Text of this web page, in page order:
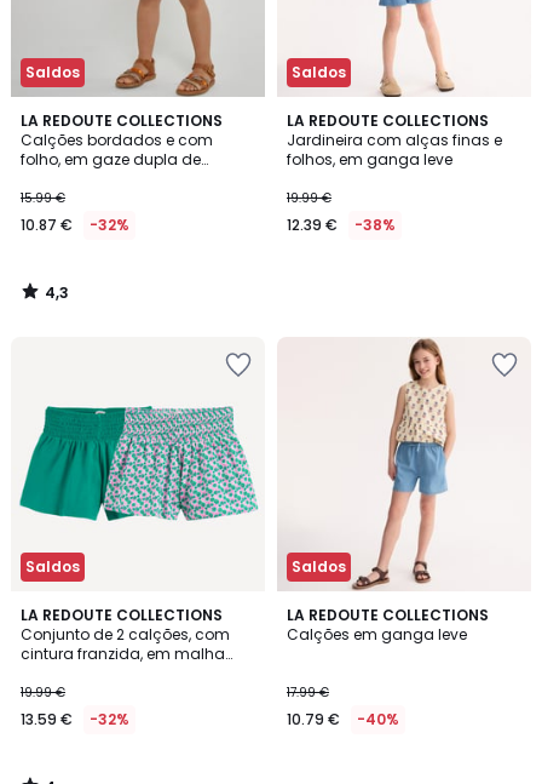
Saldos
LA REDOUTE COLLECTIONS
Calções bordados e com
folho, em gaze dupla de
15.99 €
10.87 € -32%
4,3
/ 5
4,3
/
Saldos
LA REDOUTE COLLECTIONS
Jardineira com alças finas e
folhos, em ganga leve
19.99 €
12.39 € -38%
Saldos
LA REDOUTE COLLECTIONS
Conjunto de 2 calções, com
cintura franzida, em malha
19.99 €
13.59 € -32%
4
/
5
Saldos
LA REDOUTE COLLECTIONS
Calções em ganga leve
17.99 €
10.79 € -40%